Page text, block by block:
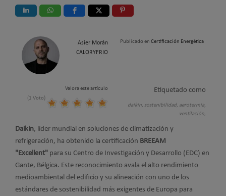
Asier Morán
CALORYFRIO
Publicado en Certificación Energética
Valora este artículo
(1 Voto)
Etiquetado como
daikin, sostenibilidad, aerotermia,
ventilación,
Daikin, líder mundial en soluciones de climatización y
refrigeración, ha obtenido la certificación BREEAM
"Excellent" para su Centro de Investigación y Desarrollo (EDC) en
Gante, Bélgica. Este reconocimiento avala el alto rendimiento
medioambiental del edificio y su alineación con uno de los
estándares de sostenibilidad más exigentes de Europa para